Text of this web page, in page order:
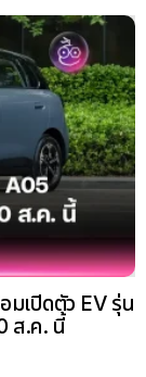
มเปิดตัว EV รุ่น
ส.ค. นี้